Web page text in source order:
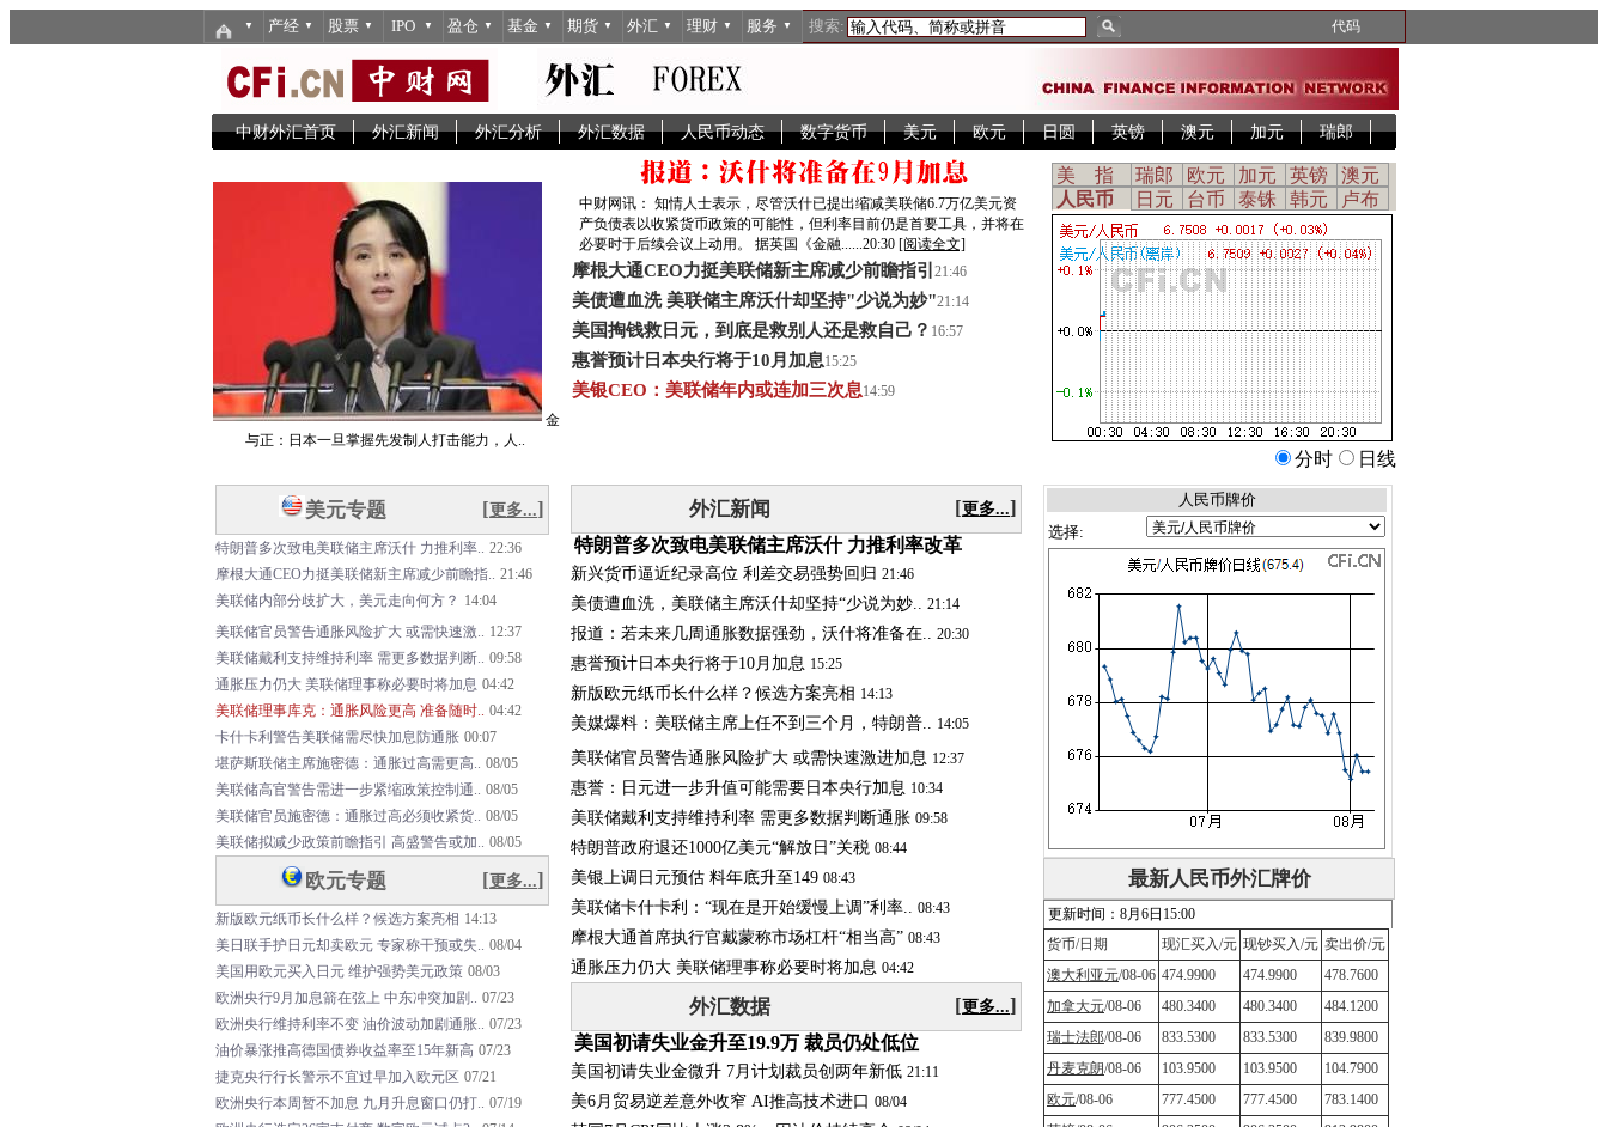
▼ 产经 ▼ 股票 ▼ IPO ▼ 盈仓 ▼ 基金 ▼ 期货 ▼ 外汇 ▼ 理财 ▼ 服务 ▼ 搜索: 代码
中财外汇首页 外汇新闻 外汇分析 外汇数据 人民币动态 数字货币 美元 欧元 日圆 英镑 澳元 加元 瑞郎
金
与正：日本一旦掌握先发制人打击能力，人..
中财网讯： 知情人士表示，尽管沃什已提出缩减美联储6.7万亿美元资
产负债表以收紧货币政策的可能性，但利率目前仍是首要工具，并将在
必要时于后续会议上动用。 据英国《金融......20:30 [阅读全文]
摩根大通CEO力挺美联储新主席减少前瞻指引 21:46
美债遭血洗 美联储主席沃什却坚持"少说为妙"21:14
美国掏钱救日元，到底是救别人还是救自己？ 16:57
惠誉预计日本央行将于10月加息15:25
美银CEO：美联储年内或连加三次息14:59
美 指 瑞郎 欧元 加元 英镑
澳元
人民币
日元 台币 泰铢 韩元 卢布
分时 日线
美元专题 [ 更多...]
特朗普多次致电美联储主席沃什 力推利率.. 22:36
摩根大通CEO力挺美联储新主席减少前瞻指.. 21:46
美联储内部分歧扩大 ， 美元走向何方 ？ 14:04
美联储官员警告通胀风险扩大 或需快速激.. 12:37
美联储戴利支持维持利率 需更多数据判断.. 09:58
通胀压力仍大 美联储理事称必要时将加息 04:42
美联储理事库克：通胀风险更高 准备随时.. 04:42
卡什卡利警告美联储需尽快加息防通胀 00:07
堪萨斯联储主席施密德：通胀过高需更高.. 08/05
美联储高官警告需进一步紧缩政策控制通.. 08/05
美联储官员施密德：通胀过高必须收紧货.. 08/05
美联储拟减少政策前瞻指引 高盛警告或加.. 08/05
欧元专题 [ 更多...]
新版欧元纸币长什么样？候选方案亮相 14:13
美日联手护日元却卖欧元 专家称干预或失.. 08/04
美国用欧元买入日元 维护强势美元政策 08/03
欧洲央行9月加息箭在弦上 中东冲突加剧.. 07/23
欧洲央行维持利率不变 油价波动加剧通胀.. 07/23
油价暴涨推高德国债券收益率至15年新高 07/23
捷克央行行长警示不宜过早加入欧元区 07/21
欧洲央行本周暂不加息 九月升息窗口仍打.. 07/19
外汇新闻 [更多...]
特朗普多次致电美联储主席沃什 力推利率改革
新兴货币逼近纪录高位 利差交易强势回归 21:46
美债遭血洗，美联储主席沃什却坚持“少说为妙.. 21:14
报道：若未来几周通胀数据强劲，沃什将准备在.. 20:30
惠誉预计日本央行将于10月加息 15:25
新版欧元纸币长什么样？候选方案亮相 14:13
美媒爆料 ： 美联储主席上任不到 三个月 ， 特朗普.. 14:05
美联储官员警告通胀风险扩大 或需快速激进加息 12:37
惠誉：日元进一步升值可能需要日本央行加息 10:34
美联储戴利支持维持利率 需更多数据判断通胀 09:58
特朗普政府退还1000亿美元“解放日”关税 08:44
美银上调日元预估 料年底升至149 08:43
美联储卡什卡利：“现在是开始缓慢上调”利率.. 08:43
摩根大通首席执行官戴蒙称市场杠杆“相当高” 08:43
通胀压力仍大 美联储理事称必要时将加息 04:42
外汇数据 [更多...]
美国初请失业金升至19.9万 裁员仍处低位
美国初请失业金微升 7月计划裁员创两年新低 21:11
美6月贸易逆差意外收窄 AI推高技术进口 08/04
最新人民币外汇牌价
更新时间：8月6日15:00
货币/日期
现汇买入/元 现钞买入/元 卖出价/元
澳大利亚元/08-06 474.9900 474.9900
478.7600
加拿大元/08-06 480.3400 480.3400
484.1200
瑞士法郎/08-06 833.5300 833.5300
839.9800
丹麦克朗/08-06 103.9500 103.9500
104.7900
欧元/08-06 777.4500 777.4500
783.1400